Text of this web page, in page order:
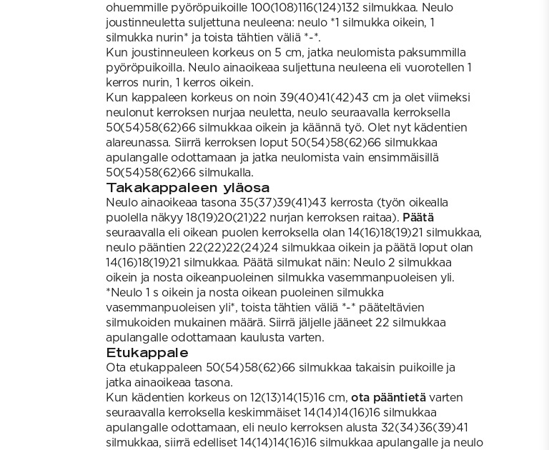
ohuemmille pyöröpuikoille 100(108)116(124)132 silmukkaa. Neulo
joustinneuletta suljettuna neuleena: neulo *1 silmukka oikein, 1
silmukka nurin* ja toista tähtien väliä *-*.
Kun joustinneuleen korkeus on 5 cm, jatka neulomista paksummilla
pyöröpuikoilla. Neulo ainaoikeaa suljettuna neuleena eli vuorotellen 1
kerros nurin, 1 kerros oikein.
Kun kappaleen korkeus on noin 39(40)41(42)43 cm ja olet viimeksi
neulonut kerroksen nurjaa neuletta, neulo seuraavalla kerroksella
50(54)58(62)66 silmukkaa oikein ja käännä työ. Olet nyt kädentien
alareunassa. Siirrä kerroksen loput 50(54)58(62)66 silmukkaa
apulangalle odottamaan ja jatka neulomista vain ensimmäisillä
50(54)58(62)66 silmukalla.
Takakappaleen yläosa
Neulo ainaoikeaa tasona 35(37)39(41)43 kerrosta (työn oikealla
puolella näkyy 18(19)20(21)22 nurjan kerroksen raitaa). Päätä
seuraavalla eli oikean puolen kerroksella olan 14(16)18(19)21 silmukkaa,
neulo pääntien 22(22)22(24)24 silmukkaa oikein ja päätä loput olan
14(16)18(19)21 silmukkaa. Päätä silmukat näin: Neulo 2 silmukkaa
oikein ja nosta oikeanpuoleinen silmukka vasemmanpuoleisen yli.
*Neulo 1 s oikein ja nosta oikean puoleinen silmukka
vasemmanpuoleisen yli*, toista tähtien väliä *-* pääteltävien
silmukoiden mukainen määrä. Siirrä jäljelle jääneet 22 silmukkaa
apulangalle odottamaan kaulusta varten.
Etukappale
Ota etukappaleen 50(54)58(62)66 silmukkaa takaisin puikoille ja
jatka ainaoikeaa tasona.
Kun kädentien korkeus on 12(13)14(15)16 cm, ota pääntietävarten
seuraavalla kerroksella keskimmäiset 14(14)14(16)16 silmukkaa
apulangalle odottamaan, eli neulo kerroksen alusta 32(34)36(39)41
silmukkaa, siirrä edelliset 14(14)14(16)16 silmukkaa apulangalle ja neulo